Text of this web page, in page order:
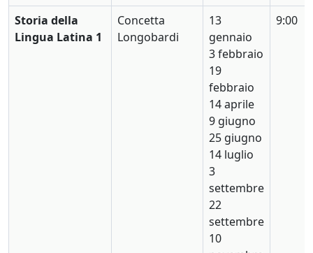
Storia della
Lingua Latina 1
Concetta
Longobardi
13
gennaio
3 febbraio
19
febbraio
14 aprile
9 giugno
25 giugno
14 luglio
3
settembre
22
settembre
10
9:00